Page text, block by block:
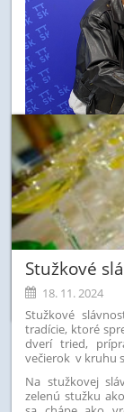
Stužkové
18. 11. 2024
Stužkové
tradície, ktoré
dverí tried,
večierok v kruhu
Na stužkovej
zelenú stužku